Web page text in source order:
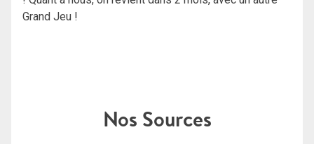
Grand Jeu !
Nos Sources